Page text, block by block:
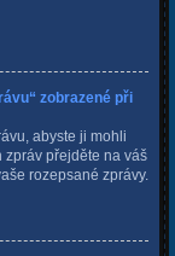
zobrazené při
abyste ji mohli
zpráv přejděte na váš
rozepsané zprávy.